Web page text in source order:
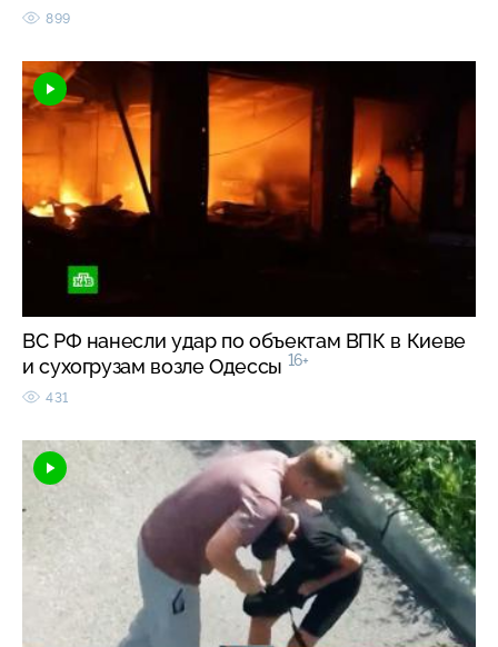
899
ВС РФ нанесли удар по объектам ВПК в Киеве
и сухогрузам возле Одессы 16+
431